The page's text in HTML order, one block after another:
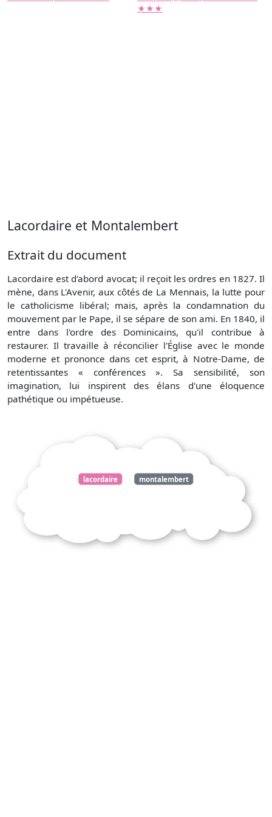
★★★
Lacordaire et Montalembert
Extrait du document
Lacordaire est d'abord avocat; il reçoit les ordres en 1827. Il
mène, dans L'Avenir, aux côtés de La Mennais, la lutte pour
le catholicisme libéral; mais, après la condamnation du
mouvement par le Pape, il se sépare de son ami. En 1840, il
entre dans l'ordre des Dominicains, qu'il contribue à
restaurer. Il travaille à réconcilier l'Église avec le monde
moderne et prononce dans cet esprit, à Notre-Dame, de
retentissantes « conférences ». Sa sensibilité, son
imagination, lui inspirent des élans d'une éloquence
pathétique ou impétueuse.
lacordaire montalembert